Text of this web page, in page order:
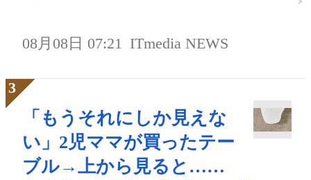
08月08日 07:21 ITmedia NEWS
「もうそれにしか見えな
い」2児ママが買ったテー
ブル→上から見ると……